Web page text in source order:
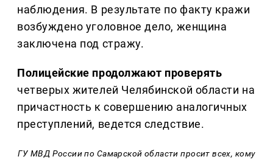
наблюдения. В результате по факту кражи
возбуждено уголовное дело, женщина
заключена под стражу.
Полицейские продолжают проверять
четверых жителей Челябинской области на
причастность к совершению аналогичных
преступлений, ведется следствие.
ГУ МВД России по Самарской области просит всех, кому